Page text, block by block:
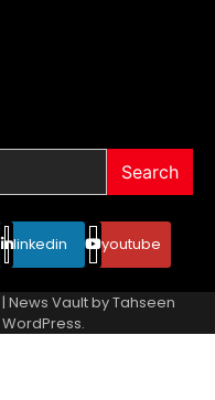
Search
linkedin youtube
| News Vault byTahseen
WordPress.